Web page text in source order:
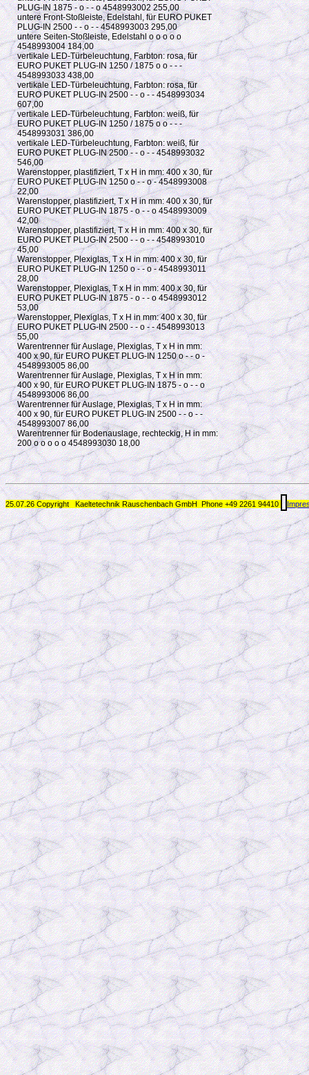
PLUG-IN 1875 - o - - o 4548993002 255,00
untere Front-Stoßleiste, Edelstahl, für EURO PUKET
PLUG-IN 2500 - - o - - 4548993003 295,00
untere Seiten-Stoßleiste, Edelstahl o o o o o
4548993004 184,00
vertikale LED-Türbeleuchtung, Farbton: rosa, für
EURO PUKET PLUG-IN 1250 / 1875 o o - - -
4548993033 438,00
vertikale LED-Türbeleuchtung, Farbton: rosa, für
EURO PUKET PLUG-IN 2500 - - o - - 4548993034
607,00
vertikale LED-Türbeleuchtung, Farbton: weiß, für
EURO PUKET PLUG-IN 1250 / 1875 o o - - -
4548993031 386,00
vertikale LED-Türbeleuchtung, Farbton: weiß, für
EURO PUKET PLUG-IN 2500 - - o - - 4548993032
546,00
Warenstopper, plastifiziert, T x H in mm: 400 x 30, für
EURO PUKET PLUG-IN 1250 o - - o - 4548993008
22,00
Warenstopper, plastifiziert, T x H in mm: 400 x 30, für
EURO PUKET PLUG-IN 1875 - o - - o 4548993009
42,00
Warenstopper, plastifiziert, T x H in mm: 400 x 30, für
EURO PUKET PLUG-IN 2500 - - o - - 4548993010
45,00
Warenstopper, Plexiglas, T x H in mm: 400 x 30, für
EURO PUKET PLUG-IN 1250 o - - o - 4548993011
28,00
Warenstopper, Plexiglas, T x H in mm: 400 x 30, für
EURO PUKET PLUG-IN 1875 - o - - o 4548993012
53,00
Warenstopper, Plexiglas, T x H in mm: 400 x 30, für
EURO PUKET PLUG-IN 2500 - - o - - 4548993013
55,00
Warentrenner für Auslage, Plexiglas, T x H in mm:
400 x 90, für EURO PUKET PLUG-IN 1250 o - - o -
4548993005 86,00
Warentrenner für Auslage, Plexiglas, T x H in mm:
400 x 90, für EURO PUKET PLUG-IN 1875 - o - - o
4548993006 86,00
Warentrenner für Auslage, Plexiglas, T x H in mm:
400 x 90, für EURO PUKET PLUG-IN 2500 - - o - -
4548993007 86,00
Warentrenner für Bodenauslage, rechteckig, H in mm:
200 o o o o o 4548993030 18,00
25.07.26 Copyright Kaeltetechnik Rauschenbach GmbH Phone +49 2261 94410